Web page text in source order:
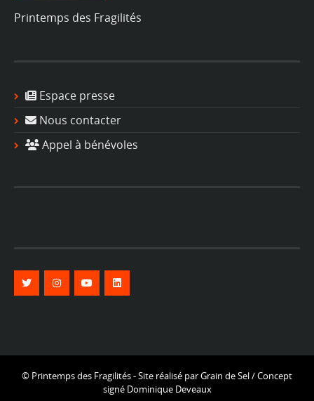
Printemps des Fragilités
Espace presse
Nous contacter
Appel à bénévoles
© Printemps des Fragilités - Site réalisé parGrain de Sel/ Concept
signé Dominique Deveaux